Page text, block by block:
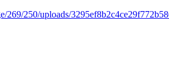
269/250/uploads/